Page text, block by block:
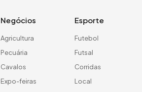
Negócios
Agricultura
Pecuária
Cavalos
Expo-feiras
Esporte
Futebol
Futsal
Corridas
Local